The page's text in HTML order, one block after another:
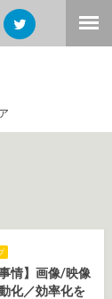
情】画像/映像
化／効率化を